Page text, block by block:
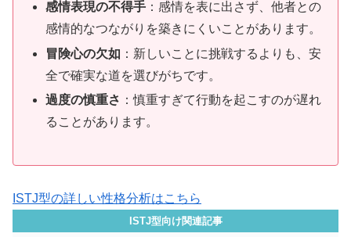
感情表現の不得手 ：感情を表に出さず、他者との
感情的なつながりを築きにくいことがあります。
冒険心の欠如 ：新しいことに挑戦するよりも、安
全で確実な道を選びがちです。
過度の慎重さ ：慎重すぎて行動を起こすのが遅れ
ることがあります。
ISTJ型の詳しい性格分析はこちら
ISTJ型向け関連記事